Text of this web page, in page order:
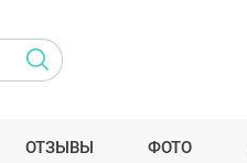
ОТЗЫВЫ ФОТО